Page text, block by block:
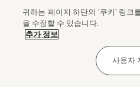
귀하는 페이지 하단의 '쿠키' 링크
을 수정할 수 있습니다.
추가 정보
사용자